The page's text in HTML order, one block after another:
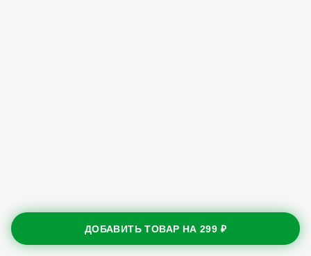
ДОБАВИТЬ ТОВАР НА299 ₽